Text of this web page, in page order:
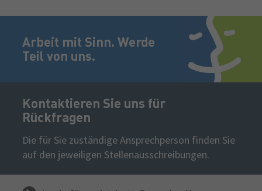
Jetzt bewerben!
Fußzeile
Arbeit mit Sinn. Werde
Teil von uns.
Kontaktieren Sie uns für
Rückfragen
Die für Sie zuständige Ansprechperson finden Sie
auf den jeweiligen Stellenausschreibungen.